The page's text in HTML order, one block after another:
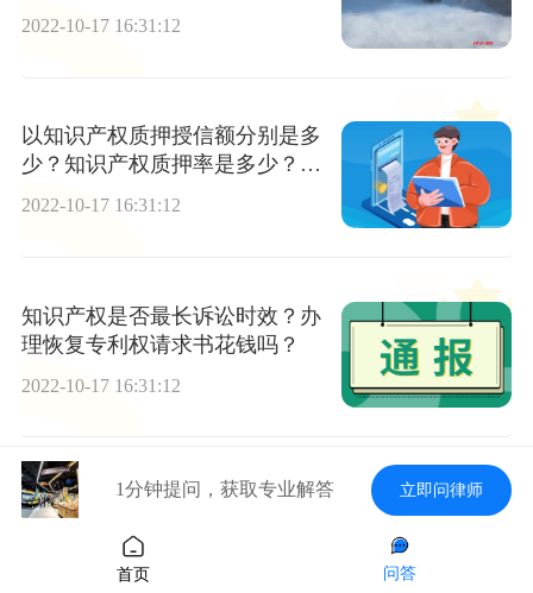
复？
2022-10-17 16:31:12
以知识产权质押授信额分别是多
少？知识产权质押率是多少？专
利权终止日期确定
2022-10-17 16:31:12
知识产权是否最长诉讼时效？办
理恢复专利权请求书花钱吗？
2022-10-17 16:31:12
知识产权诉讼管辖法院是如何确
定的？知识产权纠纷属于什么案
件？实用新型保护条件有哪些？
2022-10-17 16:31:12
1分钟提问，获取专业解答 立即问律师
首页 问答